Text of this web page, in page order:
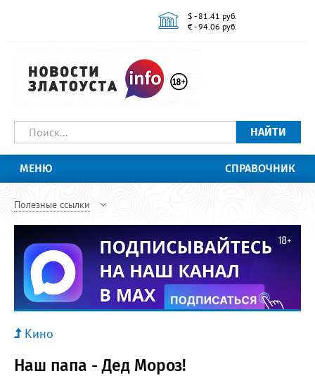
$ - 81.41 руб.
€ - 94.06 руб.
НАЙТИ
МЕНЮ СПРАВОЧНИК
Полезные ссылки
Кино
Наш папа - Дед Мороз!